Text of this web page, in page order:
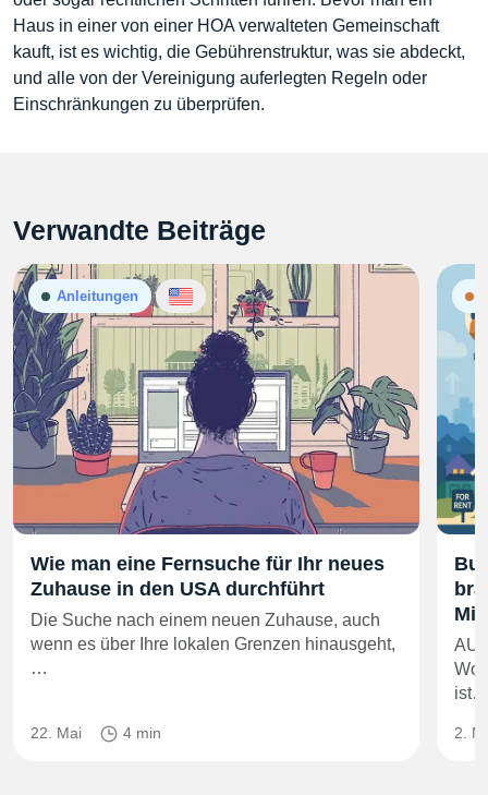
Haus in einer von einer HOA verwalteten Gemeinschaft
kauft, ist es wichtig, die Gebührenstruktur, was sie abdeckt,
und alle von der Vereinigung auferlegten Regeln oder
Einschränkungen zu überprüfen.
Verwandte Beiträge
Anleitungen
Wie man eine Fernsuche für Ihr neues
Zuhause in den USA durchführt
Die Suche nach einem neuen Zuhause, auch
wenn es über Ihre lokalen Grenzen hinausgeht,
…
22. Mai 4 min
ist…
2.